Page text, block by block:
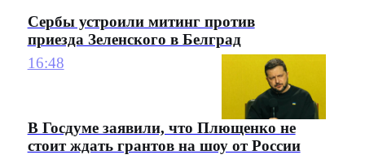
Сербы устроили митинг против
приезда Зеленского в Белград
16:48
В Госдуме заявили, что Плющенко не
стоит ждать грантов на шоу от России